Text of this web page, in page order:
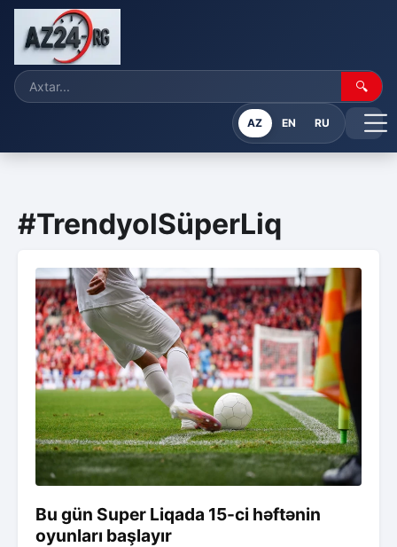
🔍
AZ EN RU
#TrendyolSüperLiq
Bu gün Super Liqada 15-ci həftənin
oyunları başlayır